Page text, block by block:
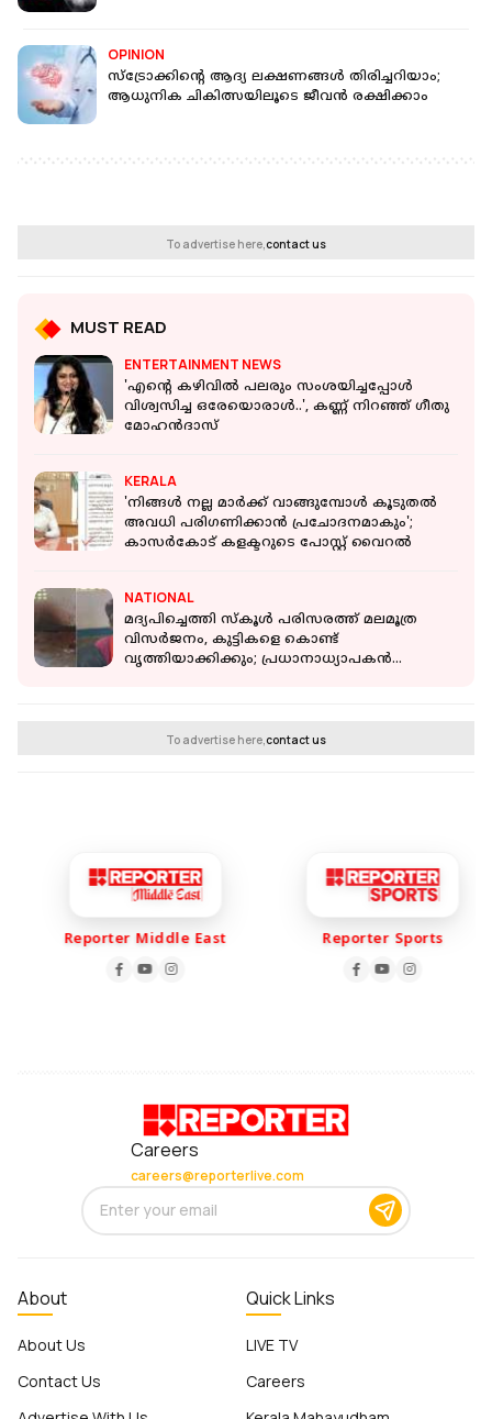
OPINION
സ്‌ട്രോക്കിന്റെ ആദ്യ ലക്ഷണങ്ങള്‍ തിരിച്ചറിയാം;
ആധുനിക ചികിത്സയിലൂടെ ജീവന്‍ രക്ഷിക്കാം
To advertise here,contact us
MUST READ
ENTERTAINMENT NEWS
'എന്റെ കഴിവിൽ പലരും സംശയിച്ചപ്പോൾ
വിശ്വസിച്ച ഒരേയൊരാൾ..', കണ്ണ് നിറഞ്ഞ് ഗീതു
മോഹന്‍ദാസ്
KERALA
'നിങ്ങൾ നല്ല മാർക്ക് വാങ്ങുമ്പോൾ കൂടുതൽ
അവധി പരിഗണിക്കാൻ പ്രചോദനമാകും';
കാസർകോട് കളക്ടറുടെ പോസ്റ്റ് വൈറല്‍
NATIONAL
മദ്യപിച്ചെത്തി സ്കൂൾ പരിസരത്ത് മലമൂത്ര
വിസർജനം, കുട്ടികളെ കൊണ്ട്
വൃത്തിയാക്കിക്കും; പ്രധാനാധ്യാപകൻ
To advertise here,contact us
Reporter Middle East Reporter Sports
Careers
careers@reporterlive.com
About
About Us
Contact Us
Quick Links
LIVE TV
Careers